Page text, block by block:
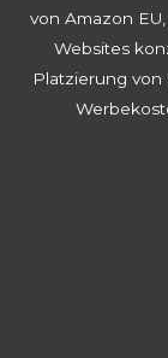
von Amazon
Websites
Platzierung